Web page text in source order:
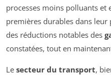
processes moins polluants et
premières durables dans leur
des réductions notables des
constatées, tout en
Le secteur du transport,